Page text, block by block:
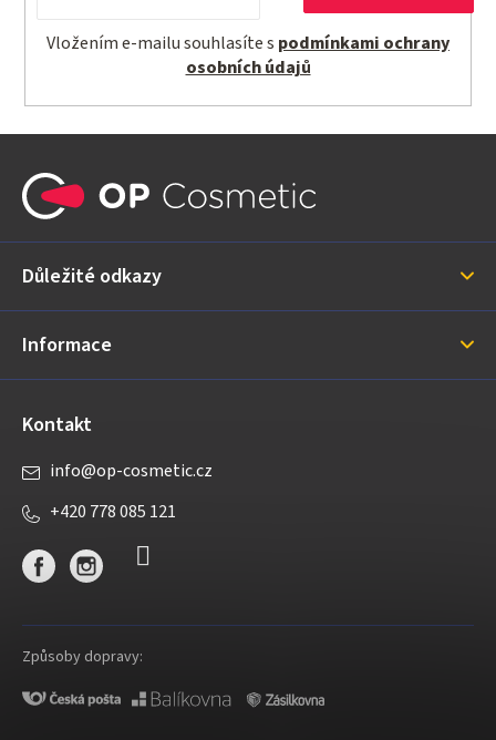
Vložením e-mailu souhlasíte s podmínkami ochrany
osobních údajů
a
í
Důležité odkazy
Informace
Kontakt
info@op-cosmetic.cz
+420 778 085 121
Způsoby dopravy: